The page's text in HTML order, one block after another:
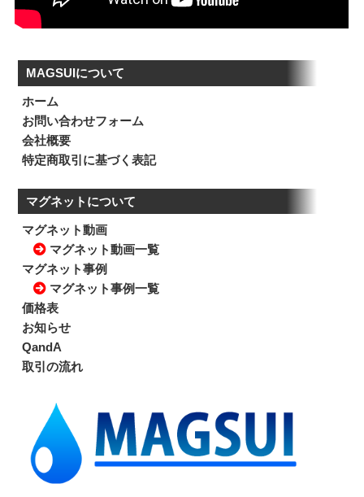
マグネットについて
マグネット動画
マグネット動画一覧
マグネット事例
マグネット事例一覧
価格表
お知らせ
QandA
取引の流れ
MAGSUIについて
ホーム
お問い合わせフォーム
会社概要
特定商取引に基づく表記